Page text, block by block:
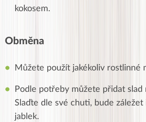
kokosem.
Obměna
Můžete použít jakékoliv rostlinné
Podle potřeby můžete přidat slad
Slaďte dle své chuti, bude záležet
jablek.